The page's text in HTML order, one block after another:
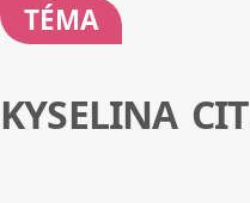
TÉMA
KYSELINA